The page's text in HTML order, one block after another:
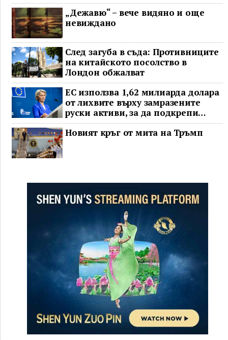
„Дежавю“ – вече видяно и още
невиждано
След загуба в съда: Противниците
на китайското посолство в
Лондон обжалват
ЕС използва 1,62 милиарда долара
от лихвите върху замразените
руски активи, за да подкрепи
Украйна
Новият кръг от мита на Тръмп